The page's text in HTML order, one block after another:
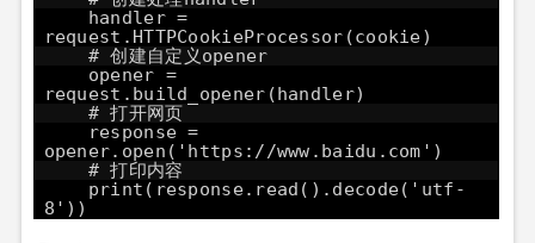
handler =
request.HTTPCookieProcessor(cookie)
# 创建自定义opener
opener =
request.build_opener(handler)
# 打开网页
response =
opener.open(' https://www.baidu.com ')
# 打印内容
print(response.read().decode('utf-
8'))